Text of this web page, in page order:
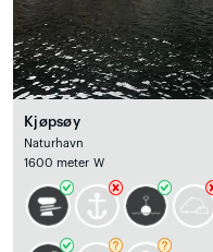
Kjøpsøy
Naturhavn
1600 meter W